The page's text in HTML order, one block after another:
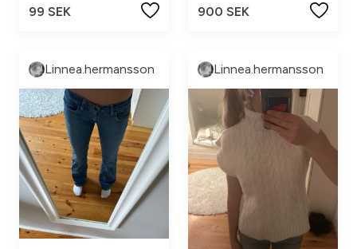
99 SEK
900 SEK
Linnea.hermansson Linnea.hermansson